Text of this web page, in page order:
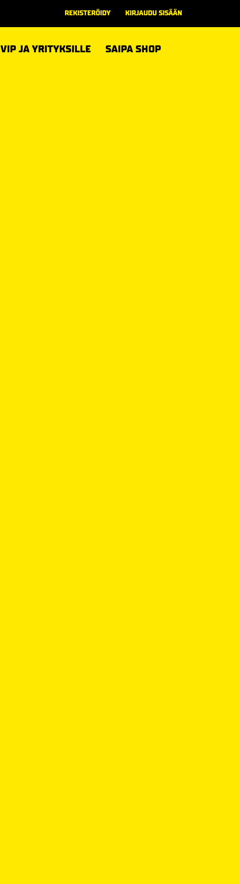
REKISTERÖIDY KIRJAUDU SISÄÄN
VIP JA YRITYKSILLE SAIPA SHOP